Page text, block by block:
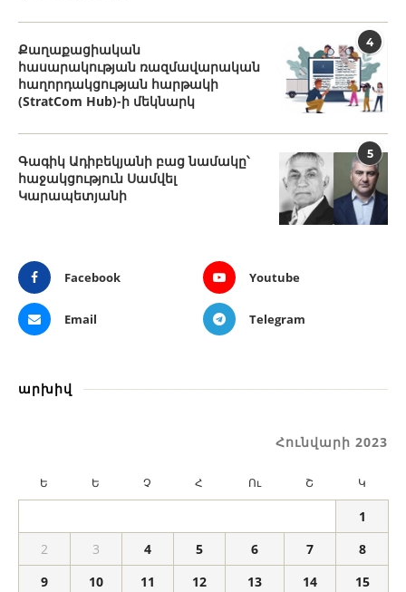
4
Քաղաքացիական
հասարակության ռազմավարական
հաղորդակցության հարթակի
(StratCom Hub)-ի մեկնարկ
5
Գագիկ Ադիբեկյանի բաց նամակը՝
հաջակցություն Սամվել
Կարապետյանի
Facebook Youtube
Email Telegram
արխիվ
Հունվարի 2023
Ե Ե Չ Հ Ու Շ Կ
1
2
3 4 5 6 7
8
9
10 11 12 13 14
15